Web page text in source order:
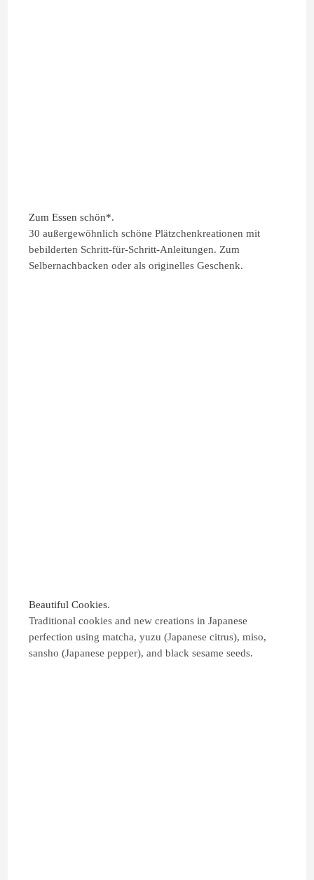
Zum Essen schön*.
30 außergewöhnlich schöne Plätzchenkreationen mit
bebilderten Schritt-für-Schritt-Anleitungen. Zum
Selbernachbacken oder als originelles Geschenk.
Beautiful Cookies.
Traditional cookies and new creations in Japanese
perfection using matcha, yuzu (Japanese citrus), miso,
sansho (Japanese pepper), and black sesame seeds.